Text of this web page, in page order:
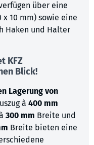
über eine
10 mm) sowie eine
Haken und Halter
KFZ
Blick!
Lagerung von
à 400 mm
300 mm Breite und
Breite bieten eine